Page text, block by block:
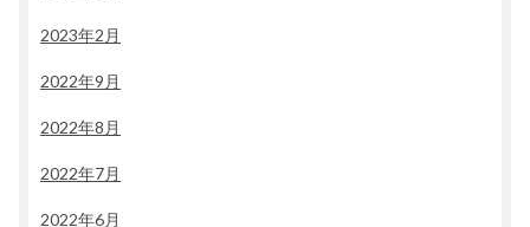
2023年2月
2022年9月
2022年8月
2022年7月
2022年6月